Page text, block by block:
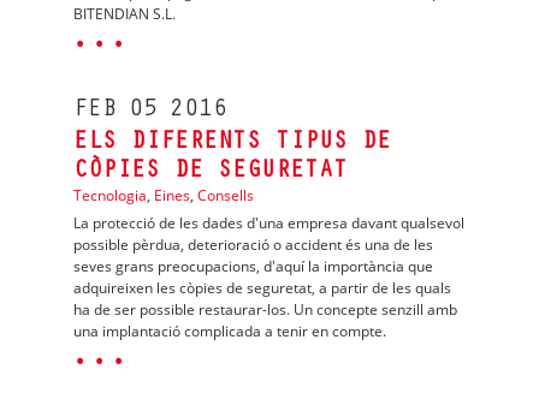
BITENDIAN S.L.
· · ·
FEB 05
2016
ELS DIFERENTS TIPUS DE
CÒPIES DE SEGURETAT
Tecnologia, Eines, Consells
La protecció de les dades d'una empresa davant qualsevol
possible pèrdua, deterioració o accident és una de les
seves grans preocupacions, d'aquí la importància que
adquireixen les còpies de seguretat, a partir de les quals
ha de ser possible restaurar-los. Un concepte senzill amb
una implantació complicada a tenir en compte.
· · ·